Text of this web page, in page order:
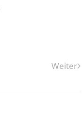
Weiter